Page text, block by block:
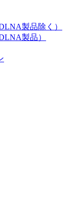
製品除く）
製品）